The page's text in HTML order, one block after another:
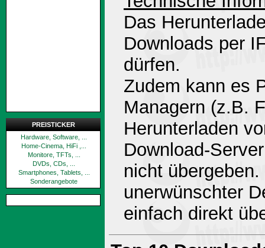
PREISTICKER
Hardware, Software, ...
Home-Cinema, HiFi ,...
Monitore, TFTs, ...
DVDs, CDs, ...
Smartphones, Tablets, ...
Sonderangebote
Das
Downloads per
dürfen.
Zudem kann es
Managern (z.B.
Herunterladen
Download-
nicht
unerwünschter
einfach direkt